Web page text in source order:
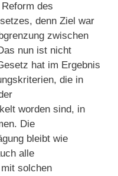
des
denn Ziel war
zwischen
nun ist nicht
hat im Ergebnis
die in
worden sind, in
Die
bleibt wie
alle
solchen